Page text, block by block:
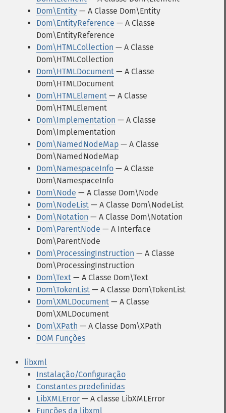
Dom\Entity — A Classe Dom\Entity
Dom\EntityReference — A Classe
Dom\EntityReference
Dom\HTMLCollection — A Classe
Dom\HTMLCollection
Dom\HTMLDocument — A Classe
Dom\HTMLDocument
Dom\HTMLElement — A Classe
Dom\HTMLElement
Dom\Implementation — A Classe
Dom\Implementation
Dom\NamedNodeMap — A Classe
Dom\NamedNodeMap
Dom\NamespaceInfo — A Classe
Dom\NamespaceInfo
Dom\Node — A Classe Dom\Node
Dom\NodeList — A Classe Dom\NodeList
Dom\Notation — A Classe Dom\Notation
Dom\ParentNode — A Interface
Dom\ParentNode
Dom\ProcessingInstruction — A Classe
Dom\ProcessingInstruction
Dom\Text — A Classe Dom\Text
Dom\TokenList — A Classe Dom\TokenList
Dom\XMLDocument — A Classe
Dom\XMLDocument
Dom\XPath — A Classe Dom\XPath
DOM Funções
libxml
Instalação/Configuração
Constantes predefinidas
LibXMLError — A classe LibXMLError
Funções da libxml